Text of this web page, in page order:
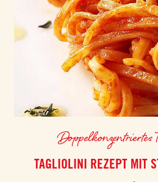
Doppelkonzentriertes
TAGLIOLINI REZEPT MIT